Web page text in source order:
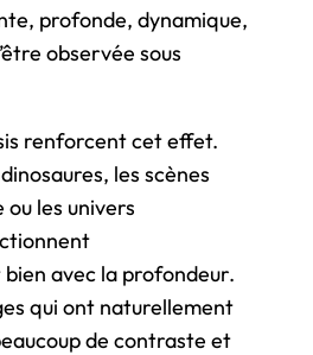
profonde, dynamique,
observée sous
renforcent cet effet.
les scènes
ou les univers
avec la profondeur.
qui ont naturellement
de contraste et